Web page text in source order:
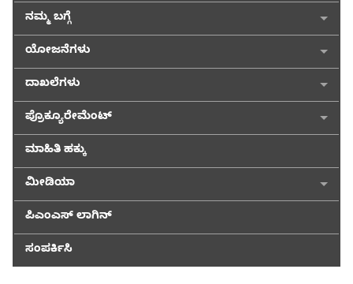
ನಮ್ಮ ಬಗ್ಗೆ
ಯೋಜನೆಗಳು
ದಾಖಲೆಗಳು
ಪ್ರೊಕ್ಯೂರೇಮೆಂಟ್
ಮಾಹಿತಿ ಹಕ್ಕು
ಮೀಡಿಯಾ
ಪಿಎಂಎಸ್ ಲಾಗಿನ್
ಸಂಪರ್ಕಿಸಿ